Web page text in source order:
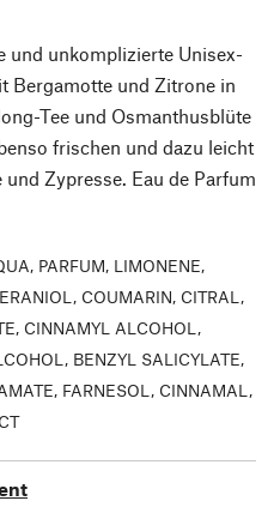
und unkomplizierte Unisex-
Bergamotte und Zitrone in
Tee und Osmanthusblüte
frischen und dazu leicht
Zypresse. Eau de Parfum
PARFUM, LIMONENE,
COUMARIN, CITRAL,
CINNAMYL ALCOHOL,
BENZYL SALICYLATE,
FARNESOL, CINNAMAL,